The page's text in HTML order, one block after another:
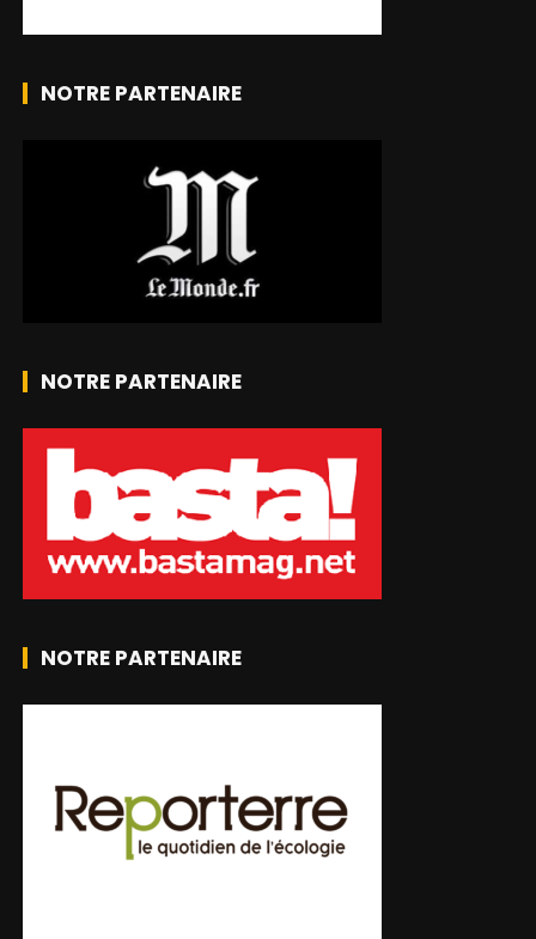
NOTRE PARTENAIRE
NOTRE PARTENAIRE
NOTRE PARTENAIRE